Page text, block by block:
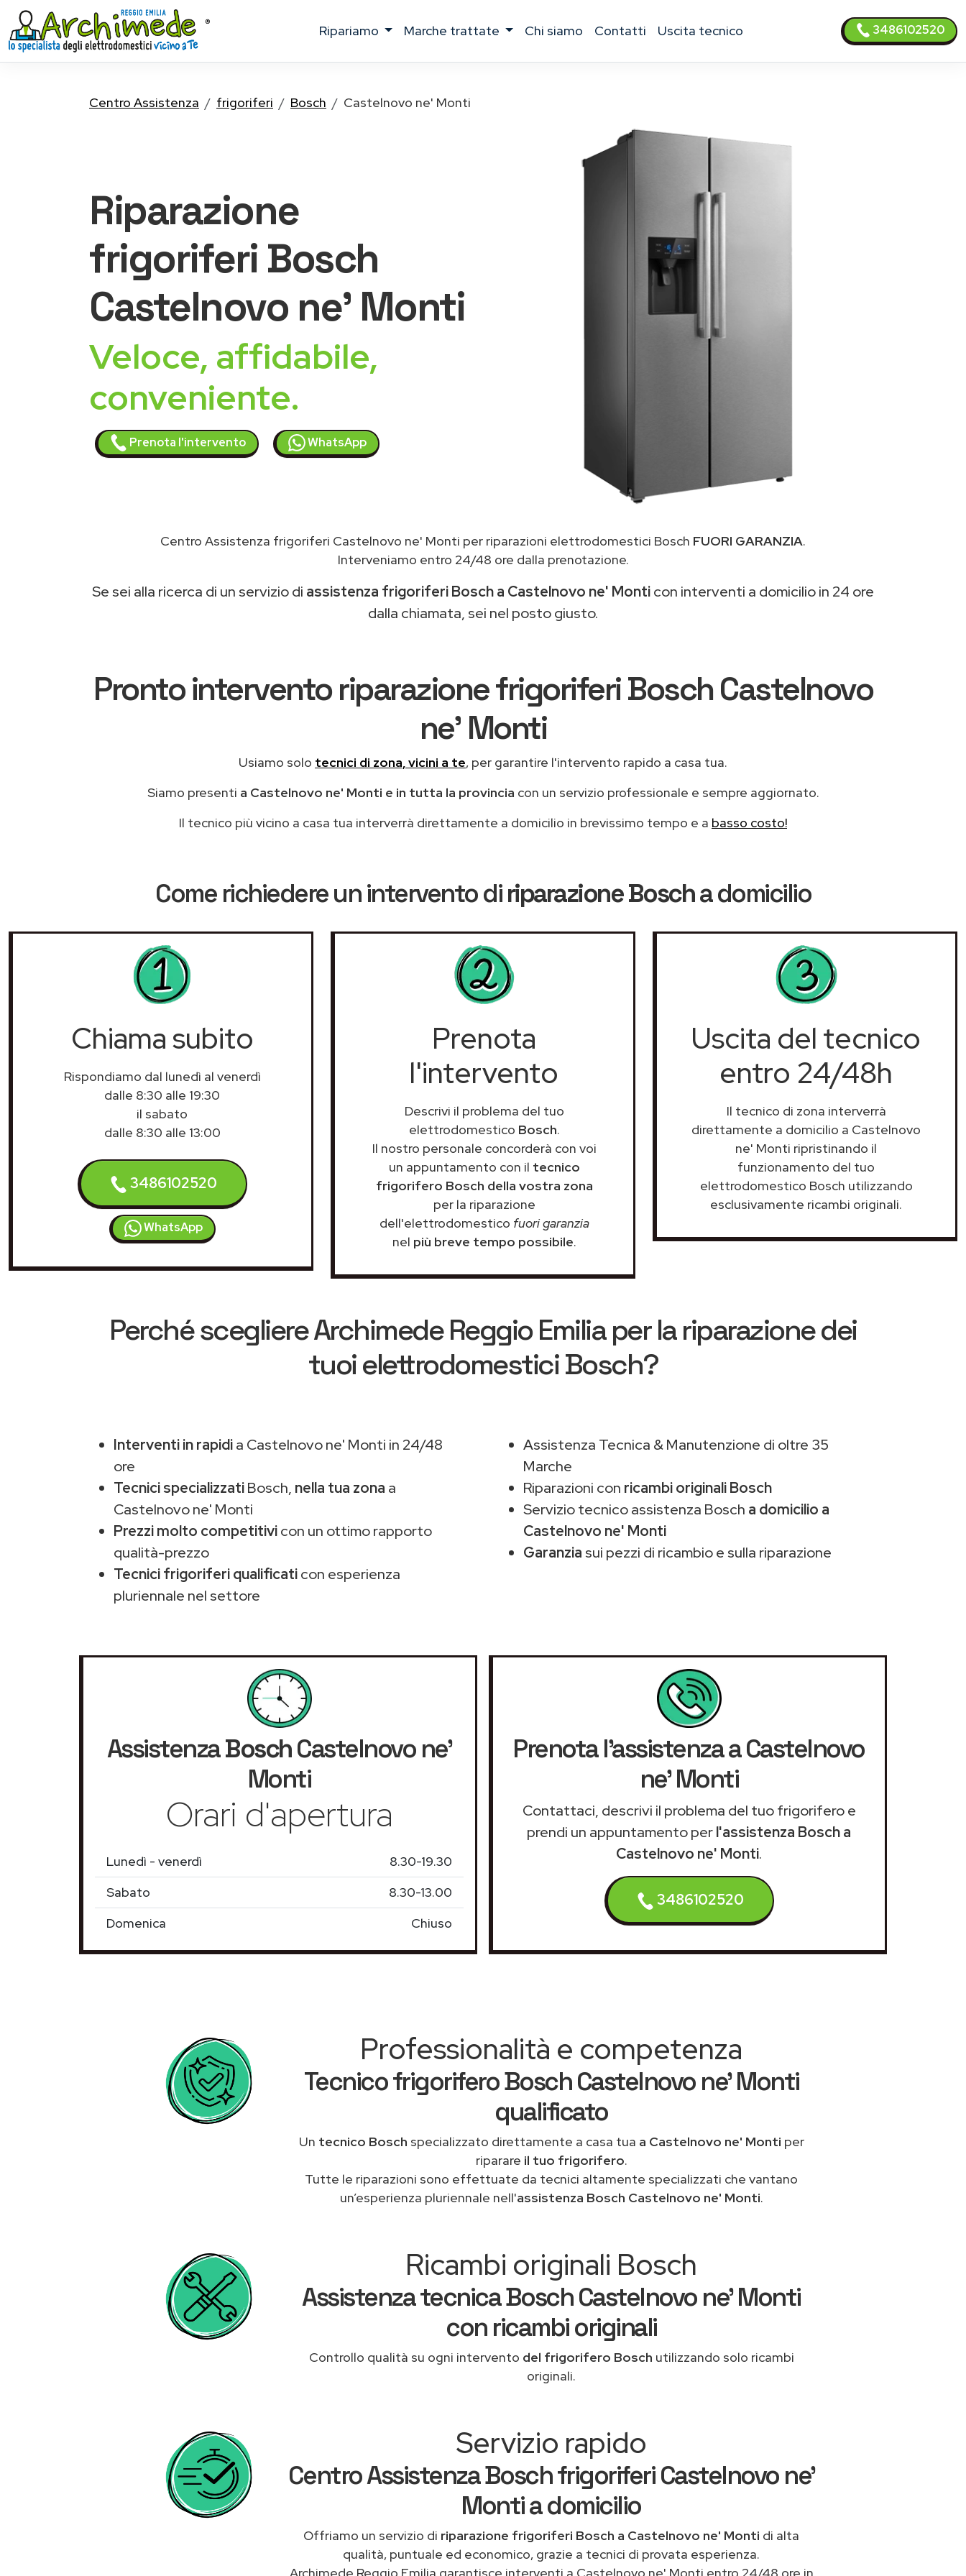
ripariamo marche trattate chi siamo contatti uscita tecnico 3486102520
Centro Assistenza frigoriferi Bosch Castelnovo ne' Monti
Riparazione
frigoriferi Bosch
Castelnovo ne' Monti
Veloce, affidabile,
conveniente.
Prenota l'intervento WhatsApp
Centro Assistenza frigoriferi Castelnovo ne' Monti per riparazioni elettrodomestici Bosch FUORI GARANZIA.
Interveniamo entro 24/48 ore dalla prenotazione.
Se sei alla ricerca di un servizio di assistenza frigoriferi Bosch a Castelnovo ne' Monticon interventi a domicilio in 24 ore
dalla chiamata, sei nel posto giusto.
Pronto intervento riparazione frigoriferi Bosch Castelnovo
ne' Monti
Usiamo solo tecnici di zona, vicini a te, per garantire l'intervento rapido a casa tua.
Siamo presenti a Castelnovo ne' Monti e in tutta la provincia con un servizio professionale e sempre aggiornato.
Il tecnico più vicino a casa tua interverrà direttamente a domicilio in brevissimo tempo e a basso costo!
Come richiedere un intervento diriparazione Boscha domicilio
Chiama subito
Rispondiamo dal lunedì al venerdì
dalle 8:30 alle 19:30
il sabato
dalle 8:30 alle 13:00
3486102520
WhatsApp
Prenota
l'intervento
Descrivi il problema del tuo
elettrodomestico Bosch.
Il nostro personale concorderà con voi
un appuntamento con il tecnico
frigorifero Bosch della vostra zona
per la riparazione
dell'elettrodomestico fuori garanzia
nel più breve tempo possibile.
Uscita del tecnico
entro 24/48h
Il tecnico di zona interverrà
direttamente a domicilio a Castelnovo
ne' Monti ripristinando il
funzionamento del tuo
elettrodomestico Bosch utilizzando
esclusivamente ricambi originali.
Perché scegliereArchimede Reggio Emiliaper la riparazione dei
tuoi elettrodomestici Bosch?
Interventi in rapidia Castelnovo ne' Monti in 24/48
ore
Tecnici specializzatiBosch, nella tua zona a
Castelnovo ne' Monti
Prezzi molto competitivicon un ottimo rapporto
qualità-prezzo
Tecnici frigoriferi qualificaticon esperienza
pluriennale nel settore
Assistenza Tecnica & Manutenzione di oltre 35
Marche
Riparazioni con ricambi originali Bosch
Servizio tecnico assistenza Bosch a domicilio a
Castelnovo ne' Monti
Garanzia sui pezzi di ricambio e sulla riparazione
AssistenzaBoschCastelnovo ne'
Monti
Orari d'apertura
Lunedì - venerdì
8.30-19.30
Sabato
8.30-13.00
Domenica
Chiuso
Prenota l'assistenza a Castelnovo
ne' Monti
Contattaci, descrivi il problema del tuo frigorifero e
prendi un appuntamento perl'assistenza Bosch a
Castelnovo ne' Monti.
3486102520
Professionalità e competenza
Tecnico frigorifero Bosch Castelnovo ne' Monti
qualificato
Un tecnico Bosch specializzato direttamente a casa tua a Castelnovo ne' Monti per
riparare il tuo frigorifero.
Tutte le riparazioni sono effettuate da tecnici altamente specializzati che vantano
un’esperienza pluriennale nell'assistenza Bosch Castelnovo ne' Monti.
Ricambi originali Bosch
Assistenza tecnica Bosch Castelnovo ne' Monti
con ricambi originali
Controllo qualità su ogni intervento del frigorifero Bosch utilizzando solo ricambi
originali.
Servizio rapido
Centro Assistenza Bosch frigoriferi Castelnovo ne'
Monti a domicilio
Offriamo un servizio di riparazione frigoriferi Bosch a Castelnovo ne' Monti di alta
qualità, puntuale ed economico, grazie a tecnici di provata esperienza.